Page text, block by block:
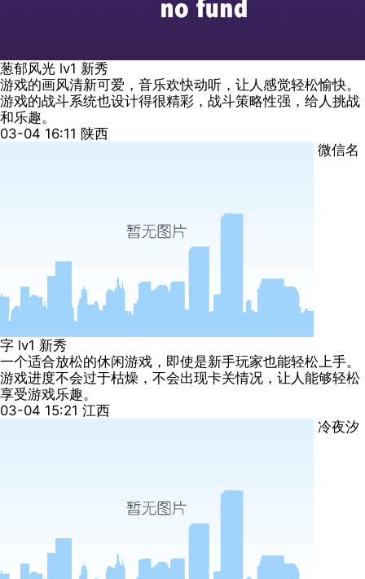
葱郁风光 lv1 新秀
游戏的画风清新可爱，音乐欢快动听，让人感觉轻松愉快。
游戏的战斗系统也设计得很精彩，战斗策略性强，给人挑战
和乐趣。
03-04 16:11 陕西
微信名
字 lv1 新秀
一个适合放松的休闲游戏，即使是新手玩家也能轻松上手。
游戏进度不会过于枯燥，不会出现卡关情况，让人能够轻松
享受游戏乐趣。
03-04 15:21 江西
冷夜汐